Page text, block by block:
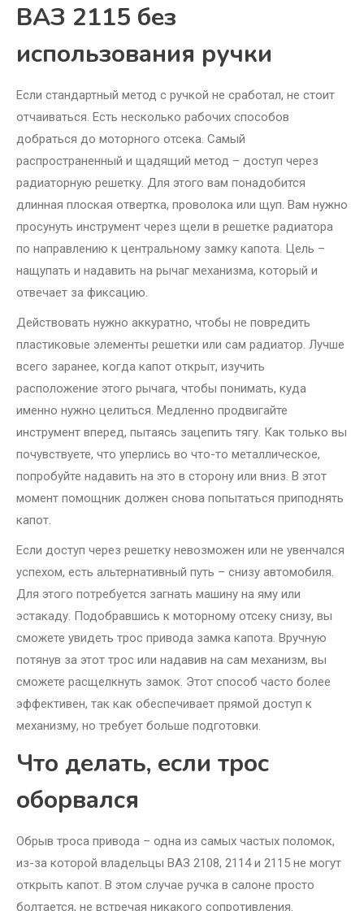
ВАЗ 2115 без
использования ручки
Если стандартный метод с ручкой не сработал, не стоит
отчаиваться. Есть несколько рабочих способов
добраться до моторного отсека. Самый
распространенный и щадящий метод – доступ через
радиаторную решетку. Для этого вам понадобится
длинная плоская отвертка, проволока или щуп. Вам нужно
просунуть инструмент через щели в решетке радиатора
по направлению к центральному замку капота. Цель –
нащупать и надавить на рычаг механизма, который и
отвечает за фиксацию.
Действовать нужно аккуратно, чтобы не повредить
пластиковые элементы решетки или сам радиатор. Лучше
всего заранее, когда капот открыт, изучить
расположение этого рычага, чтобы понимать, куда
именно нужно целиться. Медленно продвигайте
инструмент вперед, пытаясь зацепить тягу. Как только вы
почувствуете, что уперлись во что-то металлическое,
попробуйте надавить на это в сторону или вниз. В этот
момент помощник должен снова попытаться приподнять
капот.
Если доступ через решетку невозможен или не увенчался
успехом, есть альтернативный путь – снизу автомобиля.
Для этого потребуется загнать машину на яму или
эстакаду. Подобравшись к моторному отсеку снизу, вы
сможете увидеть трос привода замка капота. Вручную
потянув за этот трос или надавив на сам механизм, вы
сможете расщелкнуть замок. Этот способ часто более
эффективен, так как обеспечивает прямой доступ к
механизму, но требует больше подготовки.
Что делать, если трос
оборвался
Обрыв троса привода – одна из самых частых поломок,
из-за которой владельцы ВАЗ 2108, 2114 и 2115 не могут
открыть капот. В этом случае ручка в салоне просто
болтается, не встречая никакого сопротивления.